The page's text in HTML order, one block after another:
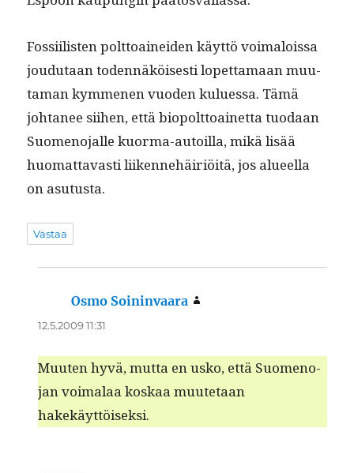
Fos­si­ilis­ten polt­toainei­den käyt­tö voimalois­sa
joudu­taan toden­näköis­es­ti lopet­ta­maan muu­
ta­man kymme­nen vuo­den kulues­sa. Tämä
johta­nee siihen, että biopolt­toainet­ta tuo­daan
Suomeno­jalle kuor­ma-autoil­la, mikä lisää
huo­mat­tavasti liiken­nehäir­iöitä, jos alueel­la
on asutusta.
Vastaa
Osmo Soininvaara
12.5.2009 11:31
Muuten hyvä, mut­ta en usko, että Suomeno­
jan voimalaa koskaa muute­taan
hakekäyttöiseksi.